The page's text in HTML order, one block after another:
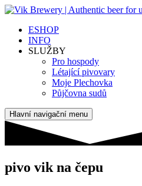
ESHOP
INFO
SLUŽBY
Pro hospody
Létající pivovary
Moje Plechovka
Půjčovna sudů
Hlavní navigační menu
pivo vik na čepu